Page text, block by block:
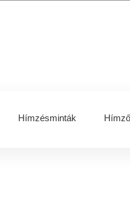
Hímzésminták